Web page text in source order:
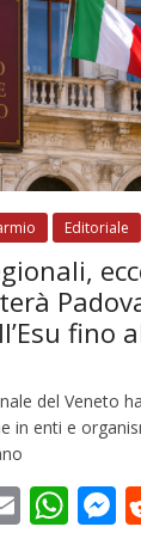
Editoriale
fino
del Veneto
in enti e
E W